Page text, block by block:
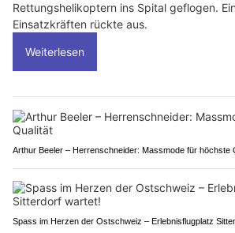
Rettungshelikoptern ins Spital geflogen.
Einsatzkräften rückte aus.
Weiterlesen
Arthur Beeler – Herrenschneider: Massmode für höchste
Spass im Herzen der Ostschweiz – Erlebnisflugplatz